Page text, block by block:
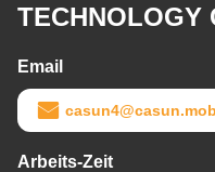
TECHNOLOGY
Email
Arbeits-Zeit